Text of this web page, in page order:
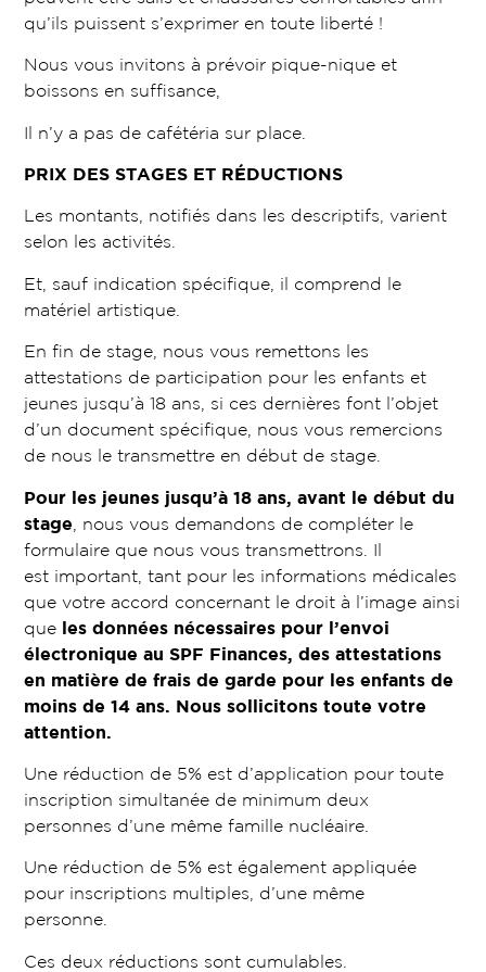
qu’ils puissent s’exprimer en toute liberté !
Nous vous invitons à prévoir pique-nique et
boissons en suffisance,
Il n’y a pas de cafétéria sur place.
PRIX DES STAGES ET RÉDUCTIONS
Les montants, notifiés dans les descriptifs, varient
selon les activités.
Et, sauf indication spécifique, il comprend le
matériel artistique.
En fin de stage, nous vous remettons les
attestations de participation pour les enfants et
jeunes jusqu’à 18 ans, si ces dernières font l’objet
d’un document spécifique, nous vous remercions
de nous le transmettre en début de stage.
Pour les jeunes jusqu’à 18 ans, avant le début du
stage , nous vous demandons de compléter le
formulaire que nous vous transmettrons. Il
est important , tant pour les informations médicales
que votre accord concernant le droit à l’image ainsi
que les données nécessaires pour l’envoi
électronique au SPF Finances, des attestations
en matière de frais de garde pour les enfants de
moins de 14 ans.
Nous sollicitons toute votre
attention.
Une réduction de 5% est d’application pour toute
inscription simultanée de minimum deux
personnes d’une même famille nucléaire.
Une réduction de 5% est également appliquée
pour inscriptions multiples, d’une même
personne.
Ces deux réductions sont cumulables.